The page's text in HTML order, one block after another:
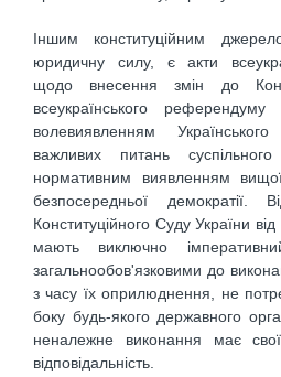
Іншим конституційним
юридичну силу, є акти
щодо внесення змін до
всеукраїнського
волевиявленням
важливих питань
нормативним виявленням
безпосередньої демократії.
Конституційного Суду України
мають виключно
загальнообов'язковими до
з часу їх оприлюднення, не
боку будь-якого державного
неналежне виконання має
відповідальність.